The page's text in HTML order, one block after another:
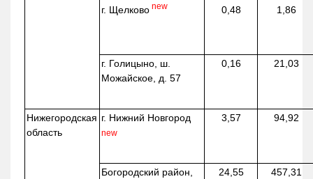
г. Щелково new 0,48 1,86
г. Голицыно, ш.
Можайское, д. 57
0,16 21,03
Нижегородская
область
г. Нижний Новгород
new
3,57 94,92
Богородский район,
24,55 457,31